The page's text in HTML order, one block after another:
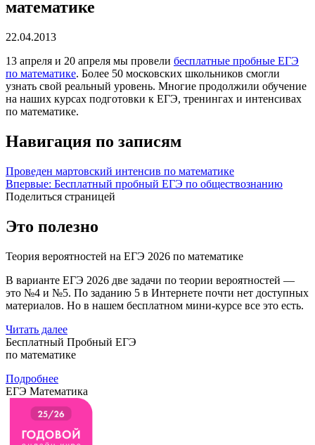
математике
22.04.2013
13 апреля и 20 апреля мы провели бесплатные пробные ЕГЭ
по математике. Более 50 московских школьников смогли
узнать свой реальный уровень. Многие продолжили обучение
на наших курсах подготовки к ЕГЭ, тренингах и интенсивах
по математике.
Навигация по записям
Проведен мартовский интенсив по математике
Впервые: Бесплатный пробный ЕГЭ по обществознанию
Поделиться страницей
Это полезно
Теория вероятностей на ЕГЭ 2026 по математике
В варианте ЕГЭ 2026 две задачи по теории вероятностей —
это №4 и №5. По заданию 5 в Интернете почти нет доступных
материалов. Но в нашем бесплатном мини-курсе все это есть.
Читать далее
Бесплатный Пробный ЕГЭ
по математике
Подробнее
ЕГЭ Математика